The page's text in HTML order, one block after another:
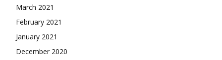
March 2021
February 2021
January 2021
December 2020